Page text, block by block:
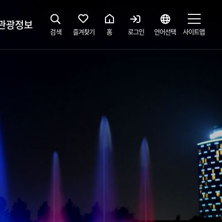
광정보 검색 즐겨찾기 홈 로그인 언어선택 사이트맵